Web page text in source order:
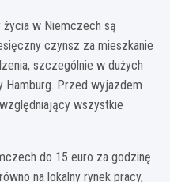
w Niemczech są
czynsz za mieszkanie
szczególnie w dużych
Hamburg. Przed wyjazdem
wszystkie
do 15 euro za godzinę
na lokalny rynek pracy,